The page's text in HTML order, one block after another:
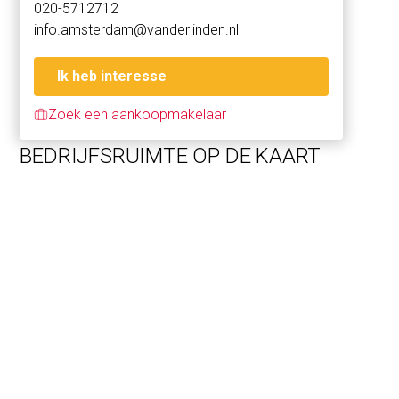
combinatie van de strategische locatie en de
voorzieningen binnen handbereik maakt The Hub Schiphol
te vestigen of om aan te kopen als belegging.
BESTEMMING
De bestemming is 'Bedrijf'.
020-5712712
info.amsterdam@vanderlinden.nl
Ik heb interesse
Zoek een aankoopmakelaar
BEDRIJFSRUIMTE OP DE KAART